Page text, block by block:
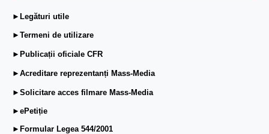
►Legături utile
►Termeni de utilizare
►Publicații oficiale CFR
►Acreditare reprezentanți Mass-Media
►Solicitare acces filmare Mass-Media
►ePetiție
►Formular Legea 544/2001